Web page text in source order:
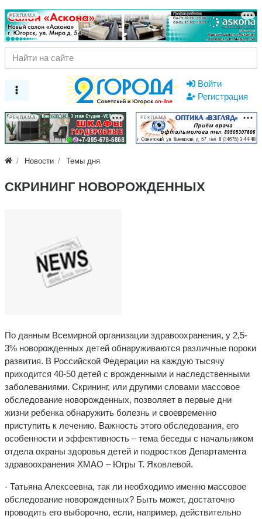
РЕКЛАМА
Войти
Регистрация
РЕКЛАМА РЕКЛАМА
Новости Темы дня
СКРИНИНГ НОВОРОЖДЕННЫХ
По данным Всемирной организации здравоохранения, у 2,5-
3% новорожденных детей обнаруживаются различные пороки
развития. В Российской Федерации на каждую тысячу
приходится 40-50 детей с врожденными и наследственными
заболеваниями. Скрининг, или другими словами массовое
обследование новорожденных, позволяет в первые дни
жизни ребенка обнаружить болезнь и своевременно
приступить к лечению. Важность этого обследования, его
особенности и эффективность – тема беседы с начальником
отдела охраны здоровья детей и подростков Департамента
здравоохранения ХМАО – Югры Т. Яковлевой.
- Татьяна Алексеевна, так ли необходимо именно массовое
обследование новорожденных? Быть может, достаточно
проводить его выборочно, если, например, действительно